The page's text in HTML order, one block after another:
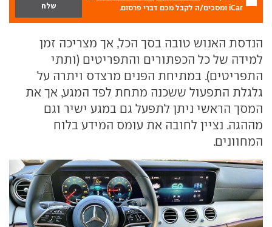
iCar ומסכים/ה לקבל מכם דברי פרסום.
הנדסת האנוש טובה בסך הכל, אך מצריכה זמן
למידה של כל הכפתורים והתפריטים (ותתי
התפריטים). במתיחת הפנים מרצדס ויתרה על
גלגלת התפעול ששכנה מתחת לפד המגע, אך את
המסך הראשי ניתן לתפעל גם במגע ישיר וגם
מההגה. נציין לחובה את עומס המידע בלוח
המחוונים.